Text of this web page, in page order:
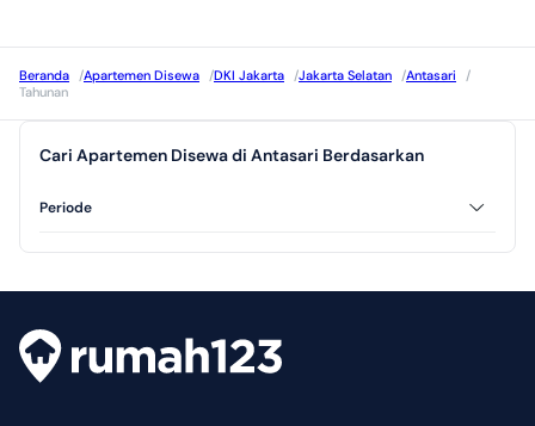
Beranda /Apartemen Disewa /DKI Jakarta /Jakarta Selatan /Antasari
/
Tahunan
Cari Apartemen Disewa di Antasari Berdasarkan
Periode